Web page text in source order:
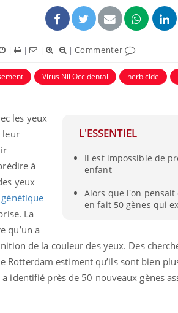
| | | |Commenter
Virus Nil Occidental herbicide
L'ESSENTIEL
Il est impossible de
enfant
Alors que l'on
en fait 50 gènes qui
les yeux
leur
à
yeux
génétique
La
qu’un a
de la couleur des yeux. Des
Rotterdam estiment qu’ils sont bien
a identifié près de 50 nouveaux gènes
Cerveau : le mystère de
Intolérance au gluten :
nouvelles
recommandations de la
Insuffisance cardiaque :
comment mieux la
prévenir